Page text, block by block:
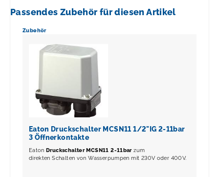
Passendes Zubehör für diesen Artikel
Produktgalerie überspringen
Zubehör
Eaton Druckschalter MCSN11 1/2"IG 2-11bar
3 Öffnerkontakte
EatonDruckschalter MCSN11 2-11barzum
direkten Schalten von Wasserpumpen mit 230V oder 400V.